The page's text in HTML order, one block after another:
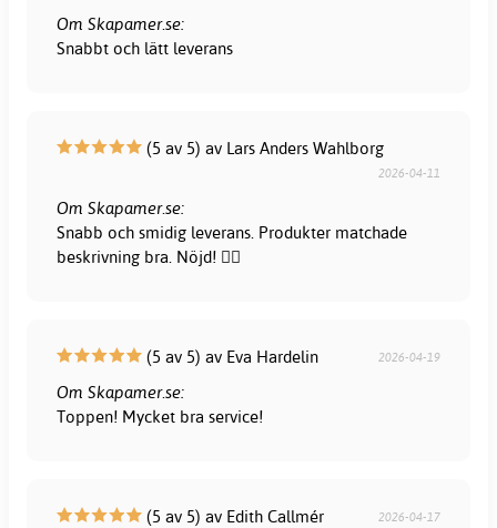
Om Skapamer.se:
Snabbt och lätt leverans
(5 av 5) av Lars Anders Wahlborg
2026-04-11
Om Skapamer.se:
Snabb och smidig leverans. Produkter matchade
beskrivning bra. Nöjd! 👍🏻
(5 av 5) av Eva Hardelin 2026-04-19
Om Skapamer.se:
Toppen! Mycket bra service!
(5 av 5) av Edith Callmér 2026-04-17